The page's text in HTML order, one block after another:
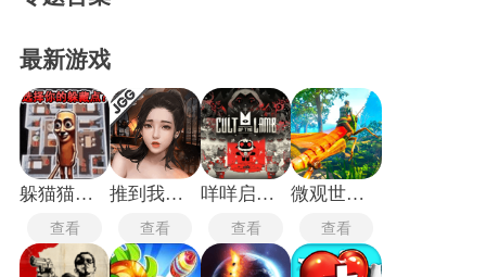
最新游戏
躲猫猫行动手机版
查看
推到我总裁
查看
咩咩启示录安卓版
查看
微观世界生存
查看